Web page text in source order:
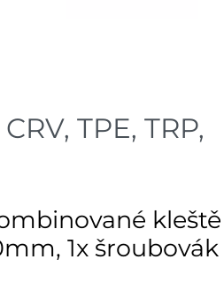
- doručení do 7
3 ks
orientační.
na e-shopu.
TPE, TRP,
kleště
1x šroubovák